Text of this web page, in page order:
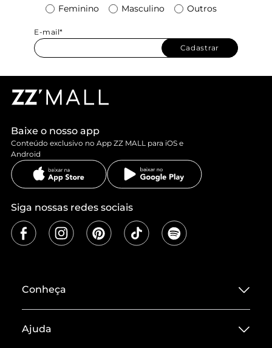
Feminino Masculino Outros
E-mail*
Cadastrar
Baixe o nosso app
Conteúdo exclusivo no App ZZ MALL para iOS e
Android
Siga nossas redes sociais
Conheça
Termos de Uso
Ajuda